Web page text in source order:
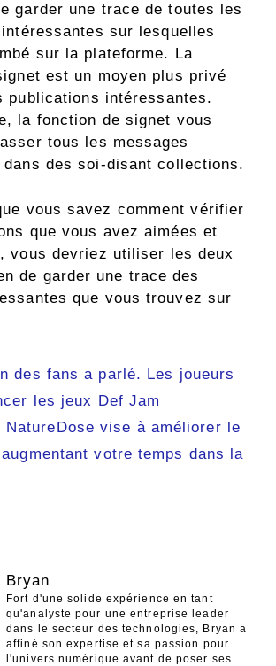
garder une trace de toutes les
sur lesquelles
sur la plateforme. La
est un moyen plus privé
publications intéressantes.
la fonction de signet vous
tous les messages
des soi-disant collections.
vous savez comment vérifier
que vous avez aimées et
vous devriez utiliser les deux
de garder une trace des
que vous trouvez sur
des fans a parlé. Les joueurs
les jeux Def Jam
NatureDose vise à améliorer le
votre temps dans la
Bryan
Fort d'une solide expérience en tant
qu'analyste pour une entreprise leader
dans le secteur des technologies, Bryan a
affiné son expertise et sa passion pour
l'univers numérique avant de poser ses